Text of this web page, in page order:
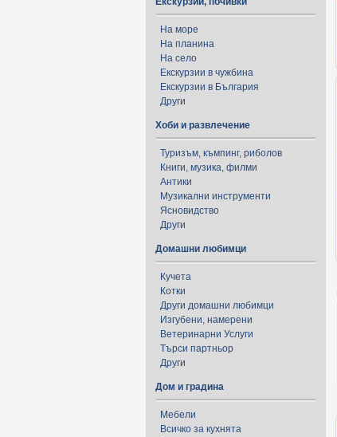
На море
На планина
На село
Екскурзии в чужбина
Екскурзии в България
Други
Хоби и развлечение
Туризъм, къмпинг, риболов
Книги, музика, филми
Антики
Музикални инструменти
Ясновидство
Други
Домашни любимци
Кучета
Котки
Други домашни любимци
Изгубени, намерени
Ветеринарни Услуги
Търси партньор
Други
Дом и градина
Мебели
Всичко за кухнята